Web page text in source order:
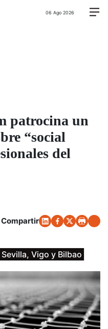
06 Ago 2026
patrocina un
“social
del
Compartir
Vigo y Bilbao